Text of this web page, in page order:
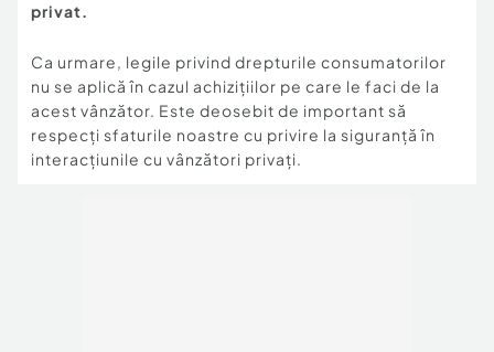
privat.
Ca urmare, legile privind drepturile consumatorilor
nu se aplică în cazul achizițiilor pe care le faci de la
acest vânzător. Este deosebit de important să
respecți sfaturile noastre cu privire la siguranță în
interacțiunile cu vânzători privați.